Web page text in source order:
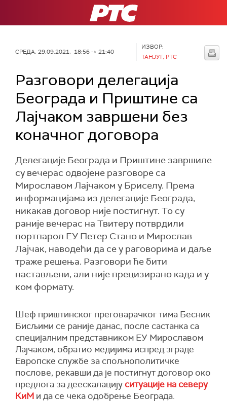
РТС
СРЕДА, 29.09.2021, 18:56 -> 21:40
ИЗВОР:
ТАНЈУГ, РТС
Разговори делегација
Београда и Приштине са
Лајчаком завршени без
коначног договора
Делегације Београда и Приштине завршиле
су вечерас одвојене разговоре са
Мирославом Лајчаком у Бриселу. Према
информацијама из делегације Београда,
никакав договор није постигнут. То су
раније вечерас на Твитеру потврдили
портпарол ЕУ Петер Стано и Мирослав
Лајчак, наводећи да се у раговорима и даље
траже решења. Разговори ће бити
настављени, али није прецизирано када и у
ком формату.
Шеф приштинског преговарачког тима Бесник
Бисљими се раније данас, после састанка са
специјалним представником ЕУ Мирославом
Лајчаком, обратио медијима испред зграде
Европске службе за спољнополитичке
послове, рекавши да је постигнут договор око
предлога за деескалацију ситуације на северу
КиМ и да се чека одобрење Београда.